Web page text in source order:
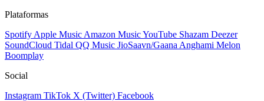
Plataformas
Spotify Apple Music Amazon MusicYouTube Shazam Deezer
SoundCloud Tidal QQ Music JioSaavn/Gaana Anghami Melon
Boomplay
Social
Instagram TikTok X (Twitter) Facebook